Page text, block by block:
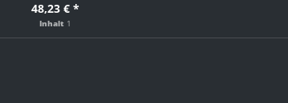
48,23 € *
Inhalt 1